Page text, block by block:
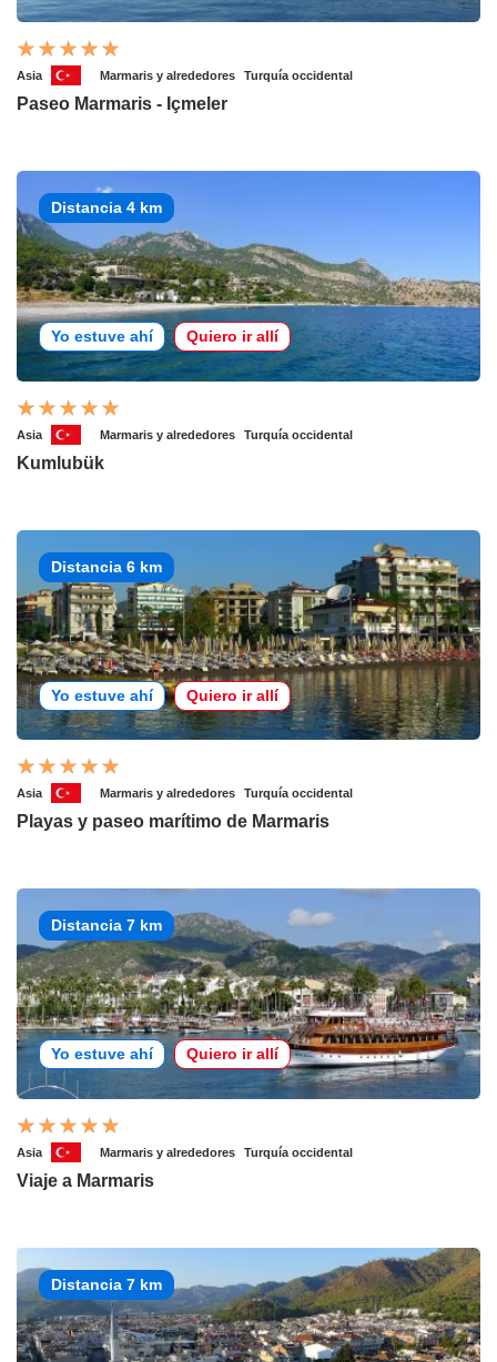
Asia Marmaris y alrededores Turquía occidental
Paseo Marmaris - Içmeler
Distancia 4 km
Yo estuve ahí Quiero ir allí
Asia Marmaris y alrededores Turquía occidental
Kumlubük
Distancia 6 km
Yo estuve ahí Quiero ir allí
Asia Marmaris y alrededores Turquía occidental
Playas y paseo marítimo de Marmaris
Distancia 7 km
Yo estuve ahí Quiero ir allí
Asia Marmaris y alrededores Turquía occidental
Viaje a Marmaris
Distancia 7 km